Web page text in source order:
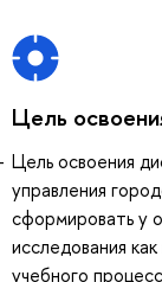
Цель
Цель освоения
управления
сформировать у
исследования
учебного